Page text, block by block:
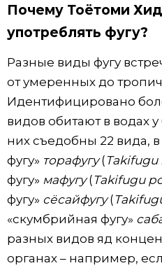
Почему Тоётоми
употреблять фугу?
Разные виды фугу
от умеренных до
Идентифицировано
видов обитают в водах
них съедобны 22 вида, в
фугу» торафугу(
фугу» мафугу( Takifugu
фугу» сёсайфугу(
«скумбрийная фугу»
разных видов яд
органах – например,